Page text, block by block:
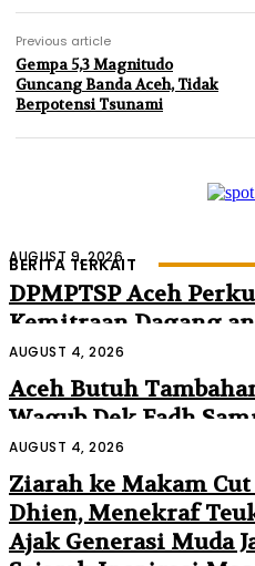
Previous article
Gempa 5,3 Magnitudo
Guncang Banda Aceh, Tidak
Berpotensi Tsunami
BERITA TERKAIT
AUGUST 9, 2026
DPMPTSP Aceh
Kemitraan Dagang
dan Malaysia
AUGUST 4, 2026
Aceh Butuh
Wagub Dek Fadh
Mendagri dan
AUGUST 4, 2026
Ziarah ke Makam
Dhien, Menekraf
Ajak Generasi Muda